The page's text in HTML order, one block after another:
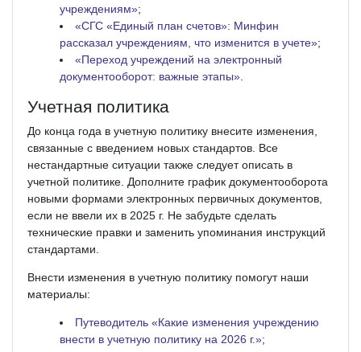
учреждениям»;
«СГС «Единый план счетов»: Минфин
рассказал учреждениям, что изменится в учете»;
«Переход учреждений на электронный
документооборот: важные этапы».
Учетная политика
До конца года в учетную политику внесите изменения,
связанные с введением новых стандартов. Все
нестандартные ситуации также следует описать в
учетной политике. Дополните график документооборота
новыми формами электронных первичных документов,
если не ввели их в 2025 г. Не забудьте сделать
технические правки и заменить упоминания инструкций
стандартами.
Внести изменения в учетную политику помогут наши
материалы:
Путеводитель «Какие изменения учреждению
внести в учетную политику на 2026 г.»;